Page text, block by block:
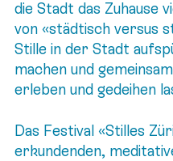
die Stadt das Zuhause
von «städtisch versus
Stille in der Stadt
machen und
erleben und gedeihen
Das Festival «Stilles
erkundenden,